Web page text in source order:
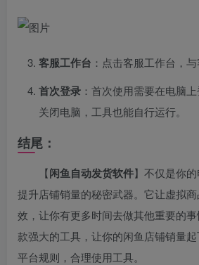
客服工作台 ：点击客服工作台，与
首次登录 ：首次使用需要在电脑
关闭电脑，工具也能自行运行。
结尾：
【闲鱼自动发货软件】不仅是你
提升店铺销量的秘密武器。它让虚拟
效，让你有更多时间去做其他重要的
款强大的工具，让你的闲鱼店铺销量
平台规则，合理使用工具。